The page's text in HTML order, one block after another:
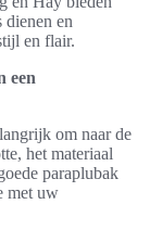
dienen en
en flair.
een
om naar de
het materiaal
paraplubak
met uw